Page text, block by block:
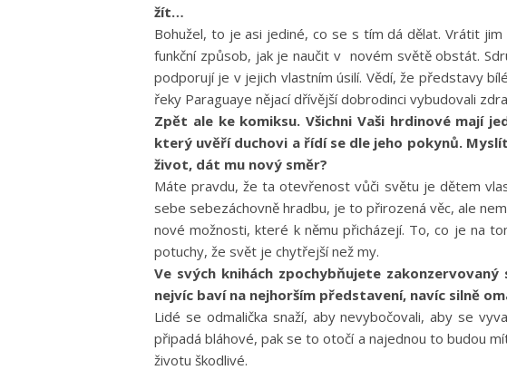
žít…
Bohužel, to je asi jediné, co se s tím dá dělat. Vrátit
funkční způsob, jak je naučit v novém světě obstát.
podporují je v jejich vlastním úsilí. Vědí, že představy
řeky Paraguaye nějací dřívější dobrodinci vybudovali
Zpět ale ke komiksu. Všichni Vaši hrdinové mají
který uvěří duchovi a řídí se dle jeho pokynů.
život, dát mu nový směr?
Máte pravdu, že ta otevřenost vůči světu je dětem
sebe sebezáchovně hradbu, je to přirozená věc, ale
nové možnosti, které k němu přicházejí. To, co je na
potuchy, že svět je chytřejší než my.
Ve svých knihách zpochybňujete
nejvíc baví na nejhorším představení, navíc silně
Lidé se odmalička snaží, aby nevybočovali, aby se
připadá bláhové, pak se to otočí a najednou to budou
životu škodlivé.